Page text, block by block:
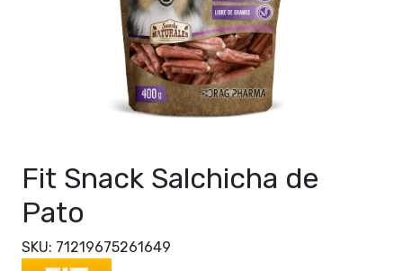
Fit Snack Salchicha de
Pato
SKU: 71219675261649